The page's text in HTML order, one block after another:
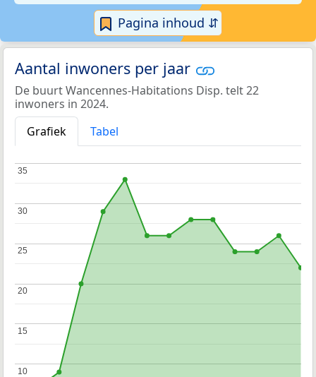
Pagina inhoud ⇵
Aantal inwoners per jaar
De buurt Wancennes-Habitations Disp. telt 22
inwoners in 2024.
Grafiek
Tabel
10
10
15
15
20
20
25
25
30
30
35
35